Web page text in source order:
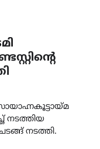
നടത്തിയ
നടത്തി.